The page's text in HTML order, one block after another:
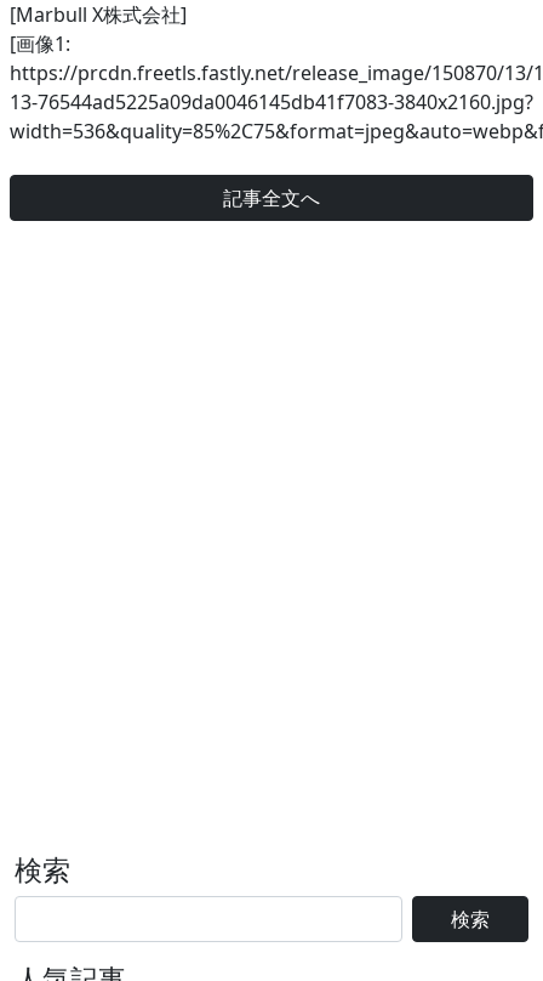
[Marbull X株式会社]
[画像1:
https://prcdn.freetls.fastly.net/release_image/150870/13/
13-76544ad5225a09da0046145db41f7083-3840x2160.jpg?
記事全文へ
検索
検索